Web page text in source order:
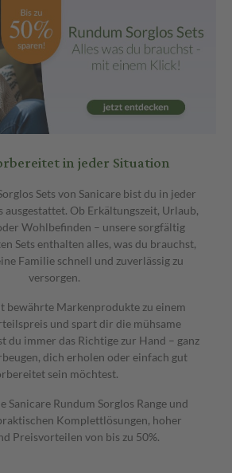
in jeder Situation
Sets von Sanicare bist du in jeder
ausgestattet. Ob Erkältungszeit, Urlaub,
Wohlbefinden – unsere sorgfältig
Sets enthalten alles, was du brauchst,
Familie schnell und zuverlässig zu
versorgen.
bewährte Markenprodukte zu einem
und spart dir die mühsame
du immer das Richtige zur Hand – ganz
dich erholen oder einfach gut
sein möchtest.
Sanicare Rundum Sorglos Range und
Komplettlösungen, hoher
Preisvorteilen von bis zu 50%.